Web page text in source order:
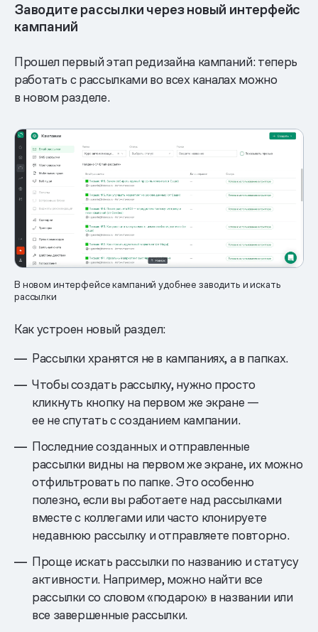
Заводите рассылки через новый интерфейс
кампаний
Прошел первый этап редизайна кампаний: теперь
работать с рассылками во всех каналах можно
в новом разделе.
В новом интерфейсе кампаний удобнее заводить и искать
рассылки
Как устроен новый раздел:
Рассылки хранятся не в кампаниях, а в папках.
Чтобы создать рассылку, нужно просто
кликнуть кнопку на первом же экране —
ее не спутать с созданием кампании.
Последние созданных и отправленные
рассылки видны на первом же экране, их можно
отфильтровать по папке. Это особенно
полезно, если вы работаете над рассылками
вместе с коллегами или часто клонируете
недавнюю рассылку и отправляете повторно.
Проще искать рассылки по названию и статусу
активности. Например, можно найти все
рассылки со словом «подарок» в названии или
все завершенные рассылки.